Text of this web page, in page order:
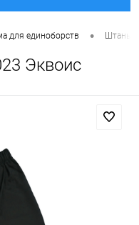
для единоборств • Штаны
Эквоис